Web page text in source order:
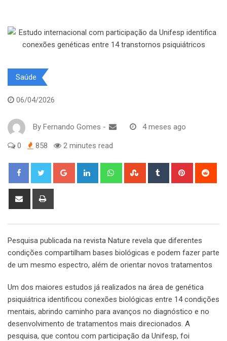
Saúde
06/04/2026
By Fernando Gomes - 4 meses ago
0 858 2 minutes read
Google+ LinkedIn WhatsappStumbleUpon
Tumblr Pinterest
Share
Pesquisa publicada na revista Nature revela que diferentes
condições compartilham bases biológicas e podem fazer parte
de um mesmo espectro, além de orientar novos tratamentos
Um dos maiores estudos já realizados na área de genética
psiquiátrica identificou conexões biológicas entre 14 condições
mentais, abrindo caminho para avanços no diagnóstico e no
desenvolvimento de tratamentos mais direcionados. A
pesquisa, que contou com participação da Unifesp, foi